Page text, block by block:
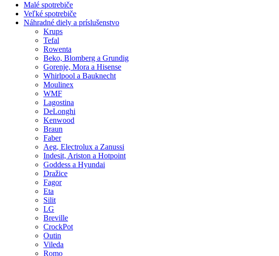
Malé spotrebiče
Veľké spotrebiče
Náhradné diely a príslušenstvo
Krups
Tefal
Rowenta
Beko, Blomberg a Grundig
Gorenje, Mora a Hisense
Whirlpool a Bauknecht
Moulinex
WMF
Lagostina
DeLonghi
Kenwood
Braun
Faber
Aeg, Electrolux a Zanussi
Indesit, Ariston a Hotpoint
Goddess a Hyundai
Dražice
Fagor
Eta
Silit
LG
Breville
CrockPot
Outin
Vileda
Romo